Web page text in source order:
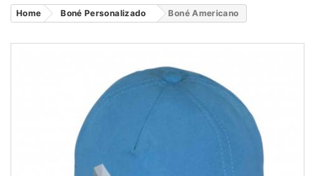
Home Boné Personalizado Boné Americano